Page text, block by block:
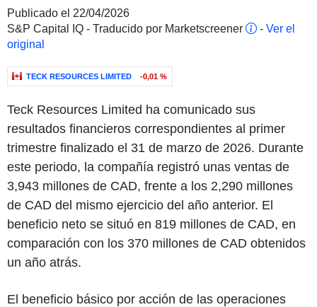
Publicado el 22/04/2026
S&P Capital IQ - Traducido por Marketscreener
- Ver el
original
TECK RESOURCES LIMITED -0,01 %
Teck Resources Limited ha comunicado sus
resultados financieros correspondientes al primer
trimestre finalizado el 31 de marzo de 2026. Durante
este periodo, la compañía registró unas ventas de
3,943 millones de CAD, frente a los 2,290 millones
de CAD del mismo ejercicio del año anterior. El
beneficio neto se situó en 819 millones de CAD, en
comparación con los 370 millones de CAD obtenidos
un año atrás.
El beneficio básico por acción de las operaciones